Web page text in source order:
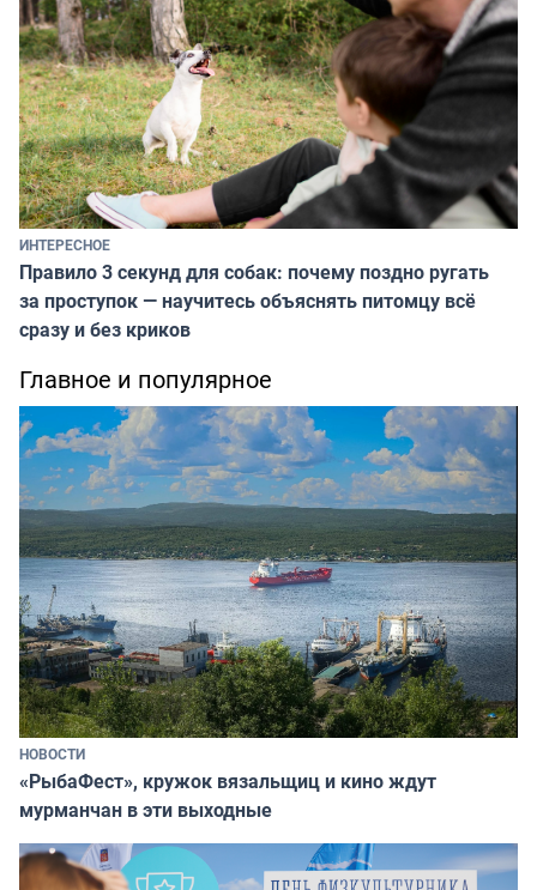
ИНТЕРЕСНОЕ
Правило 3 секунд для собак: почему поздно ругать
за проступок — научитесь объяснять питомцу всё
сразу и без криков
Главное и популярное
НОВОСТИ
«РыбаФест», кружок вязальщиц и кино ждут
мурманчан в эти выходные